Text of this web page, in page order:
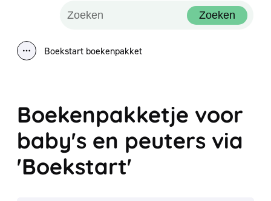
Waarmee kunnen we jou helpen?
Zoeken
Toon alle broodkruimel items
Boekstart boekenpakket
Boekenpakketje voor
baby's en peuters via
'Boekstart'